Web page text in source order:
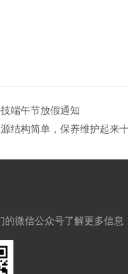
端午节放假通知
结构简单，保养维护起来
的微信公众号了解更多信息